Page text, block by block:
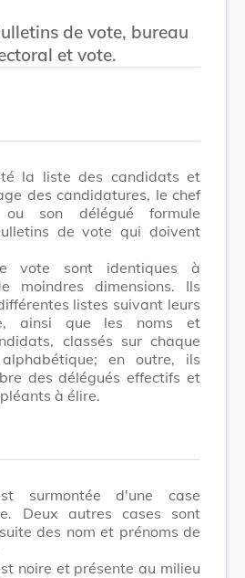
de vote, bureau
et vote.
la liste des candidats et
des candidatures, le chef
son délégué formule
de vote qui doivent
vote sont identiques à
moindres dimensions. Ils
listes suivant leurs
ainsi que les noms et
classés sur chaque
en outre, ils
des délégués effectifs et
à élire.
surmontée d'une case
Deux autres cases sont
des nom et prénoms de
noire et présente au milieu